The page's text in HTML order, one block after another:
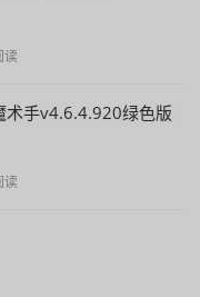
读
术手v4.6.4.920绿色版
读